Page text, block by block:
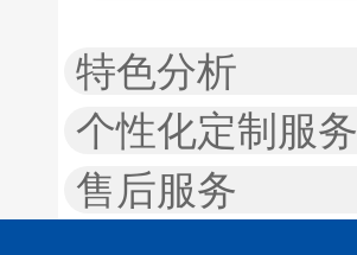
特色分析
个性化定制服务
售后服务